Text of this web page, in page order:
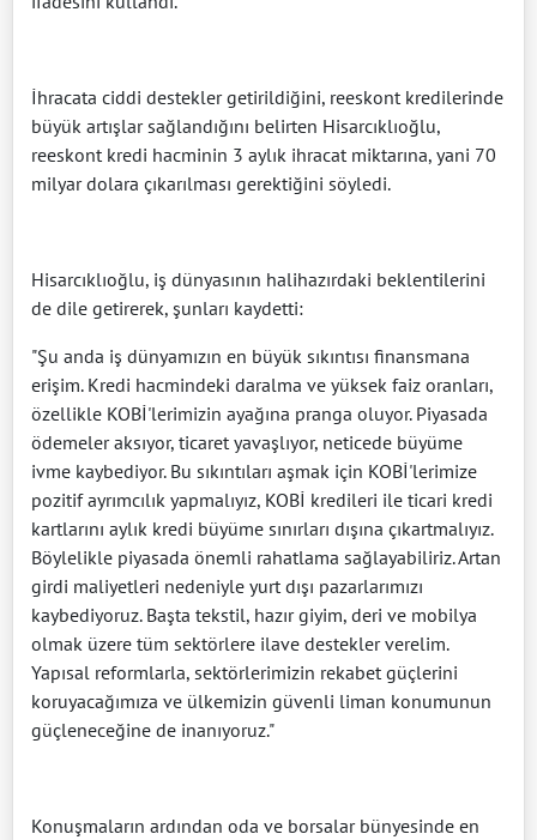
İhracata ciddi destekler getirildiğini, reeskont kredilerinde
büyük artışlar sağlandığını belirten Hisarcıklıoğlu,
reeskont kredi hacminin 3 aylık ihracat miktarına, yani 70
milyar dolara çıkarılması gerektiğini söyledi.
Hisarcıklıoğlu, iş dünyasının halihazırdaki beklentilerini
de dile getirerek, şunları kaydetti:
"Şu anda iş dünyamızın en büyük sıkıntısı finansmana
erişim. Kredi hacmindeki daralma ve yüksek faiz oranları,
özellikle KOBİ'lerimizin ayağına pranga oluyor. Piyasada
ödemeler aksıyor, ticaret yavaşlıyor, neticede büyüme
ivme kaybediyor. Bu sıkıntıları aşmak için KOBİ'lerimize
pozitif ayrımcılık yapmalıyız, KOBİ kredileri ile ticari kredi
kartlarını aylık kredi büyüme sınırları dışına çıkartmalıyız.
Böylelikle piyasada önemli rahatlama sağlayabiliriz. Artan
girdi maliyetleri nedeniyle yurt dışı pazarlarımızı
kaybediyoruz. Başta tekstil, hazır giyim, deri ve mobilya
olmak üzere tüm sektörlere ilave destekler verelim.
Yapısal reformlarla, sektörlerimizin rekabet güçlerini
koruyacağımıza ve ülkemizin güvenli liman konumunun
güçleneceğine de inanıyoruz."
Konuşmaların ardından oda ve borsalar bünyesinde en